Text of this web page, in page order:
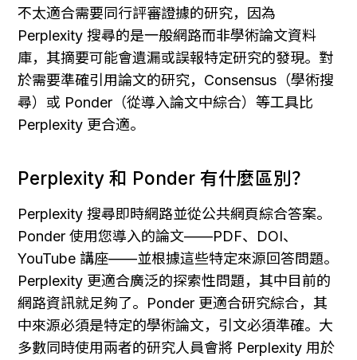
不太適合需要同行評審證據的研究，因為
Perplexity 搜尋的是一般網路而非學術論文資料
庫，其摘要可能會遺漏或誤報特定研究的發現。對
於需要準確引用論文的研究，Consensus（學術搜
尋）或 Ponder（從導入論文中綜合）等工具比
Perplexity 更合適。
Perplexity 和 Ponder 有什麼區別？
Perplexity 搜尋即時網路並從公共網頁綜合答案。
Ponder 使用您導入的論文——PDF、DOI、
YouTube 講座——並根據這些特定來源回答問題。
Perplexity 更適合廣泛的探索性問題，其中目前的
網路資訊就足夠了。Ponder 更適合研究綜合，其
中來源必須是特定的學術論文，引文必須準確。大
多數同時使用兩者的研究人員會將 Perplexity 用於